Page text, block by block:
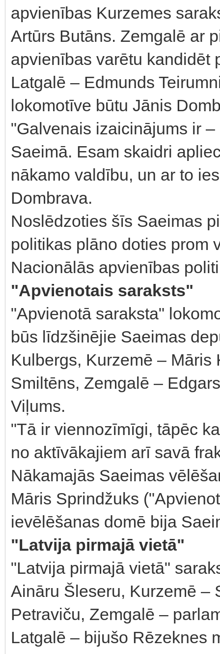
apvienības Kurzemes
Artūrs Butāns. Zemgalē ar
apvienības varētu kandidēt
Latgalē – Edmunds
lokomotīve būtu Jānis
"Galvenais izaicinājums ir
Saeimā. Esam skaidri
nākamo valdību, un ar to
Dombrava.
Noslēdzoties šīs Saeimas
politikas plāno doties prom
Nacionālās apvienības
"Apvienotais saraksts"
"Apvienotā saraksta"
būs līdzšinējie Saeimas
Kulbergs, Kurzemē –
Smiltēns, Zemgalē –
Viļums.
"Tā ir viennozīmīgi, tāpēc
no aktīvākajiem arī savā
Nākamajās Saeimas
Māris Sprindžuks
ievēlēšanas domē bija
"Latvija pirmajā vietā"
"Latvija pirmajā vietā"
Aināru Šleseru, Kurzemē –
Petraviču, Zemgalē –
Latgalē – bijušo Rēzeknes